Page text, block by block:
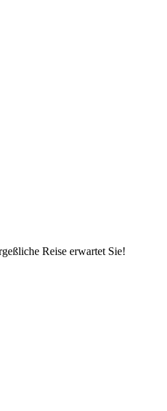
Reise erwartet Sie!